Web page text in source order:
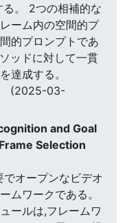
。 2つの相補的な
ーム内の空間的プ
的プロンプトであ
ッドに対して一貫
達成する。
(2025-03-
and Goal
Selection
オープンなビデオ
ムワークである。
ールは,フレームワ